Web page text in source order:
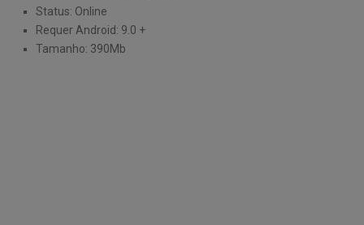
Status: Online
Requer Android: 9.0 +
Tamanho: 390Mb